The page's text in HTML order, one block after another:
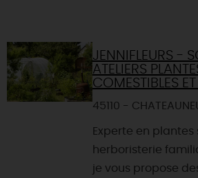
JENNIFLEURS -
ATELIERS
COMESTIBLES
45110 -
Experte en
herboristerie
je vous propose